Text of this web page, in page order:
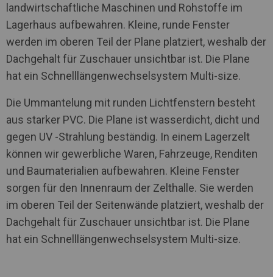
landwirtschaftliche Maschinen und Rohstoffe im
Lagerhaus aufbewahren. Kleine, runde Fenster
werden im oberen Teil der Plane platziert, weshalb der
Dachgehalt für Zuschauer unsichtbar ist. Die Plane
hat ein Schnelllängenwechselsystem Multi-size.
Die Ummantelung mit runden Lichtfenstern besteht
aus starker PVC. Die Plane ist wasserdicht, dicht und
gegen UV -Strahlung beständig. In einem Lagerzelt
können wir gewerbliche Waren, Fahrzeuge, Renditen
und Baumaterialien aufbewahren. Kleine Fenster
sorgen für den Innenraum der Zelthalle. Sie werden
im oberen Teil der Seitenwände platziert, weshalb der
Dachgehalt für Zuschauer unsichtbar ist. Die Plane
hat ein Schnelllängenwechselsystem Multi-size.